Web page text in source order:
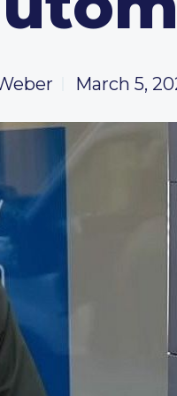
March 5,